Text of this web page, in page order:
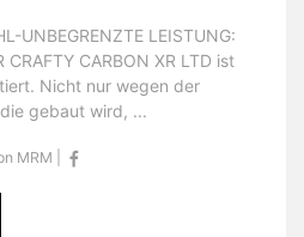
UNBEGRENZTE LEISTUNG:
CRAFTY CARBON XR LTD ist
Nicht nur wegen der
gebaut wird, ...
MRM |